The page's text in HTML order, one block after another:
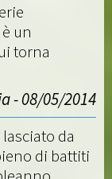
un
torna
- 08/05/2014
da
di battiti